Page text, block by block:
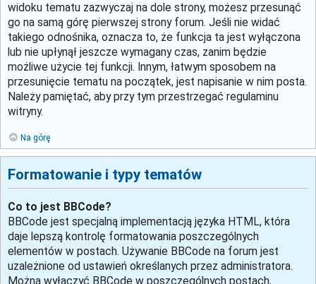
widoku tematu zazwyczaj na dole strony, możesz przesunąć
go na samą górę pierwszej strony forum. Jeśli nie widać
takiego odnośnika, oznacza to, że funkcja ta jest wyłączona
lub nie upłynął jeszcze wymagany czas, zanim będzie
możliwe użycie tej funkcji. Innym, łatwym sposobem na
przesunięcie tematu na początek, jest napisanie w nim posta.
Należy pamiętać, aby przy tym przestrzegać regulaminu
witryny.
Na górę
Formatowanie i typy tematów
Co to jest BBCode?
BBCode jest specjalną implementacją języka HTML, która
daje lepszą kontrolę formatowania poszczególnych
elementów w postach. Używanie BBCode na forum jest
uzależnione od ustawień określanych przez administratora.
Można wyłączyć BBCode w poszczególnych postach,